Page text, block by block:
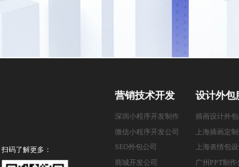
扫码了解更多：
营销技术开发
深圳小程序开发制作
微信小程序开发公司
SEO外包公司
商城开发公司
设计外包
插画设计外包
广州PPT制作